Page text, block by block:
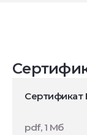
Сертификат
pdf, 1 Мб